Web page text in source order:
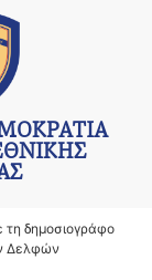
τη δημοσιογράφο
Δελφών